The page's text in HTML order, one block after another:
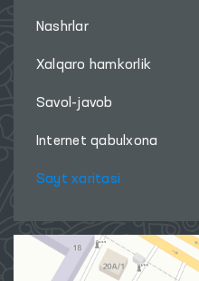
Nashrlar
Xalqaro hamkorlik
Savol-javob
Internet qabulxona
Sayt xaritasi